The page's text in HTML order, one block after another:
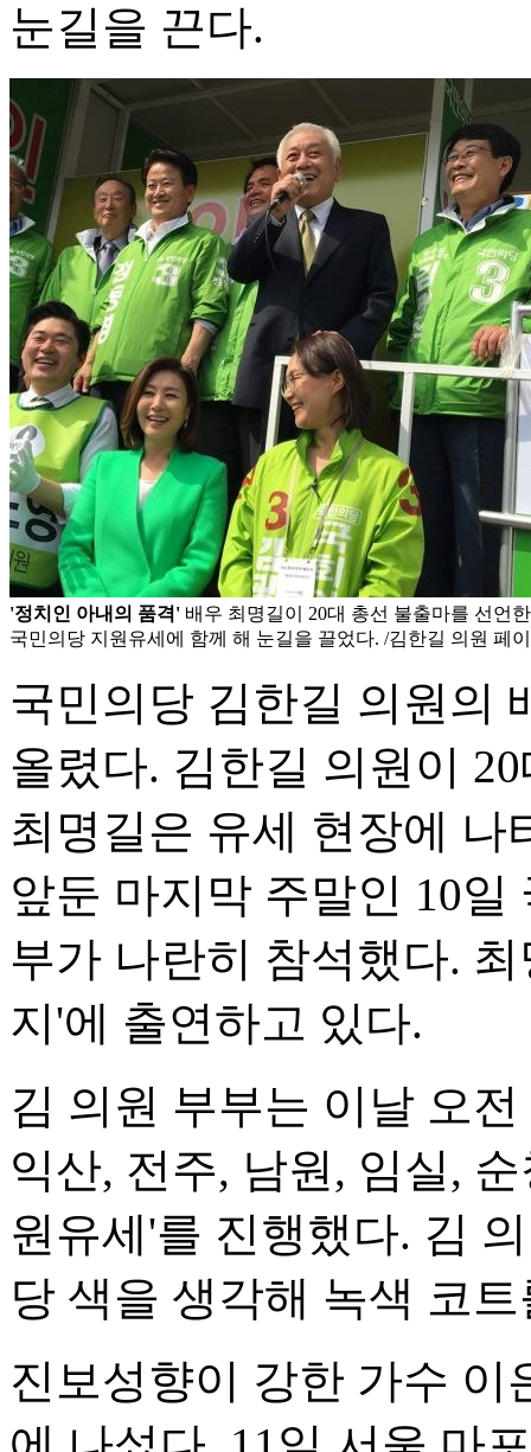
눈길을 끈다.
'정치인 아내의 품격' 배우 최명길이 20대 총선 불출마를 선언
국민의당 지원유세에 함께 해 눈길을 끌었다. /김한길 의원 페
국민의당 김한길 의원의
올렸다. 김한길 의원이
최명길은 유세 현장에 나
앞둔 마지막 주말인 10
부가 나란히 참석했다.
지'에 출연하고 있다.
김 의원 부부는 이날 오
익산, 전주, 남원, 임실,
원유세'를 진행했다. 김
당 색을 생각해 녹색 코
진보성향이 강한 가수